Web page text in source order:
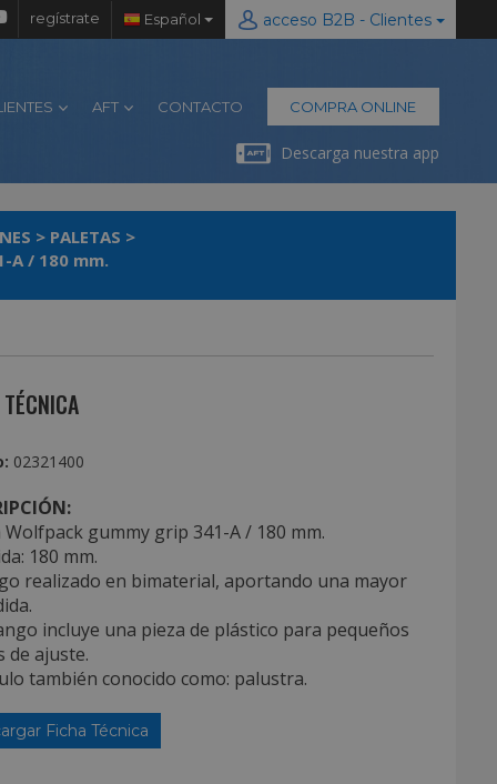
regístrate Español acceso B2B - Clientes
AFT CONTACTO COMPRA ONLINE
Descarga nuestra app
> PALETAS >
A / 180 mm.
02321400
Wolfpack gummy grip 341-A / 180 mm.
180 mm.
realizado en bimaterial, aportando una mayor
incluye una pieza de plástico para pequeños
de ajuste.
también conocido como: palustra.
Ficha Técnica